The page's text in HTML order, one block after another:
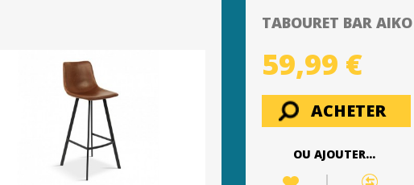
TABOURET BAR
59,99 €
ACHETER
OU AJOUTER...